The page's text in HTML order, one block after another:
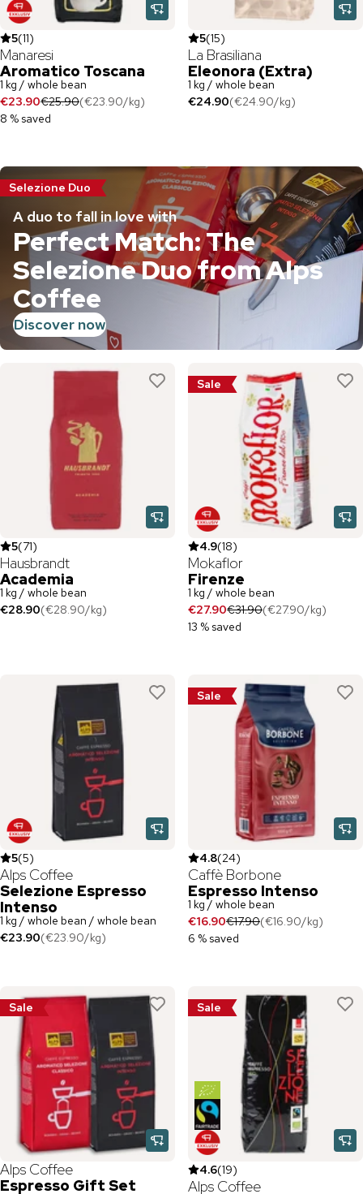
5(11)
Manaresi
Aromatico Toscana
1 kg / whole bean
€23.90€25.90(€23.90/kg)
8 % saved
5(15)
La Brasiliana
Eleonora (Extra)
1 kg / whole bean
€24.90(€24.90/kg)
Selezione Duo
A duo to fall in love with
Perfect Match: The
Selezione Duo from Alps
Coffee
Discover now
5(71)
Hausbrandt
Academia
1 kg / whole bean
€28.90(€28.90/kg)
Sale
4.9(18)
Mokaflor
Firenze
1 kg / whole bean
€27.90€31.90(€27.90/kg)
13 % saved
5(5)
Alps Coffee
Selezione Espresso
Intenso
1 kg / whole bean / whole bean
€23.90(€23.90/kg)
Sale
4.8(24)
Caffè Borbone
Espresso Intenso
1 kg / whole bean
€16.90€17.90(€16.90/kg)
6 % saved
Sale
Alps Coffee
Espresso Gift Set
Sale
4.6(19)
Alps Coffee